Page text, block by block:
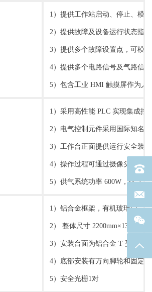
1）提供工作站启动、停止、模
2）提供故障及设备运行状态指
3）提供多个故障设置点，可模
4）提供多个电路信号及气路信
5）包含工业 HMI 触摸屏作为人
1）采用高性能 PLC 实现集成控
2）电气控制元件采用国际知名
3）工作台正面提供运行安全装
4）操作过程可通过摄像头采集
5）供气系统功率 600W，排气
1）铝合金框架，有机玻璃门，
2） 整体尺寸
3）安装台面为铝合金 T 型槽，
4）底部安装有万向脚轮和固定
5）安全光栅1对
电话
联系
返回